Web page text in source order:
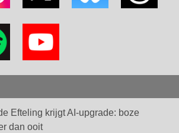
Efteling krijgt AI-upgrade: boze
dan ooit